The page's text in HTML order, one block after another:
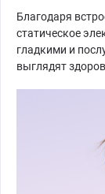
Благодаря
статическое
гладкими и
выглядят